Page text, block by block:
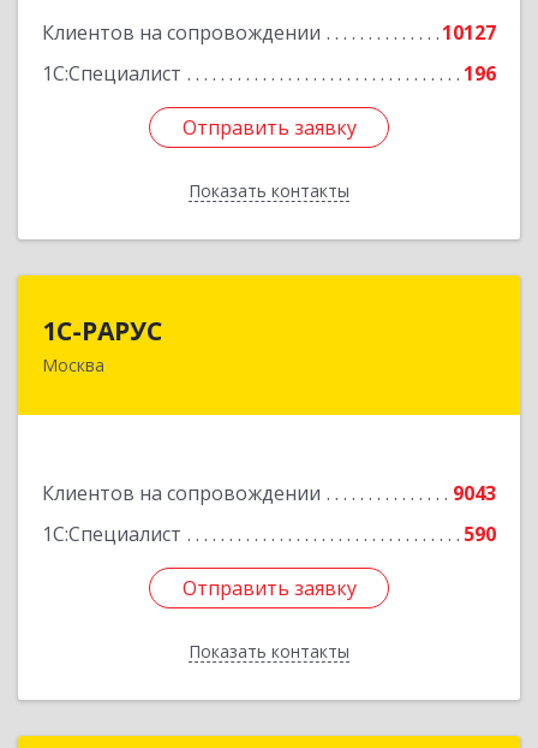
Клиентов на сопровождении
10127
1С:Специалист
196
Отправить заявку
Показать контакты
Отправить заявку
Назад
1С-РАРУС
Москва
Клиентов на сопровождении
9043
1С:Специалист
590
Отправить заявку
Показать контакты
127434, Москва г, Дмитровское ш, дом № 9Б
Отправить заявку
Назад